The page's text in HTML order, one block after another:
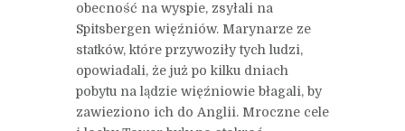
obecność na wyspie, zsyłali na
Spitsbergen więźniów. Marynarze ze
statków, które przywoziły tych ludzi,
opowiadali, że już po kilku dniach
pobytu na lądzie więźniowie błagali, by
zawieziono ich do Anglii. Mroczne cele